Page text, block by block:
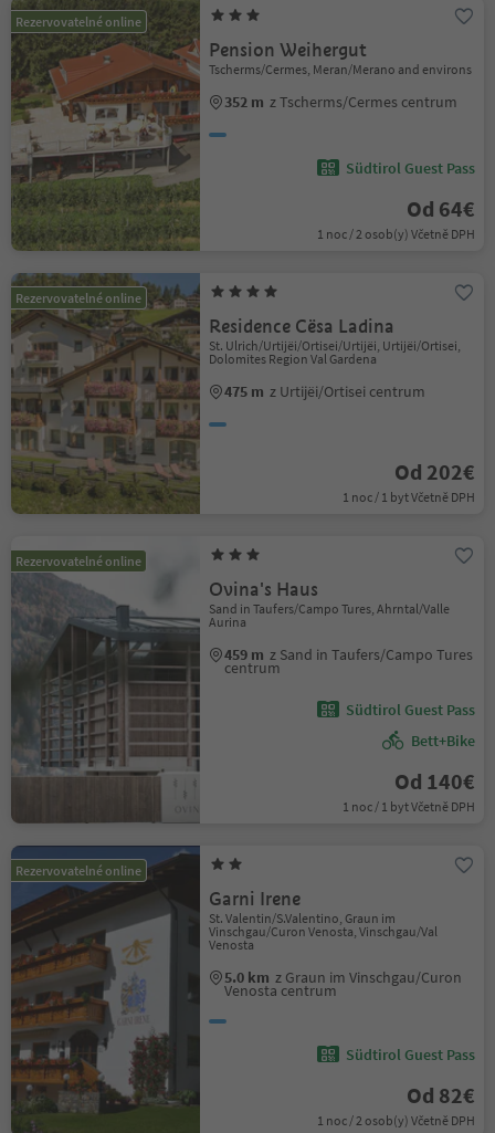
Rezervovatelné online
Pension Weihergut
Tscherms/Cermes, Meran/Merano and environs
352 m z Tscherms/Cermes centrum
Südtirol Guest Pass
Od 64€
1 noc / 2 osob(y) Včetně DPH
Rezervovatelné online
Residence Cësa Ladina
St. Ulrich/Urtijëi/Ortisei/Urtijëi, Urtijëi/Ortisei,
Dolomites Region Val Gardena
475 m z Urtijëi/Ortisei centrum
Od 202€
1 noc / 1 byt Včetně DPH
Rezervovatelné online
Ovina's Haus
Sand in Taufers/Campo Tures, Ahrntal/Valle
Aurina
459 m z Sand in Taufers/Campo Tures
centrum
Südtirol Guest Pass
Bett+Bike
Od 140€
1 noc / 1 byt Včetně DPH
Rezervovatelné online
Garni Irene
St. Valentin/S.Valentino, Graun im
Vinschgau/Curon Venosta, Vinschgau/Val
Venosta
5.0 km z Graun im Vinschgau/Curon
Venosta centrum
Südtirol Guest Pass
Od 82€
1 noc / 2 osob(y) Včetně DPH